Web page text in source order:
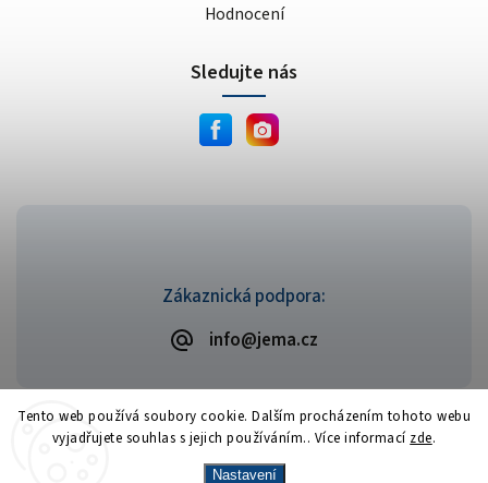
Tento web používá soubory cookie. Dalším procházením tohoto webu
vyjadřujete souhlas s jejich používáním.. Více informací zde.
Nastavení
Zákaznická podpora:
info@jema.cz
Hodnocení
Sledujte nás
Copyright 2026JEMA.cz. Všechna práva vyhrazena.
VytvořilShoptet| Design